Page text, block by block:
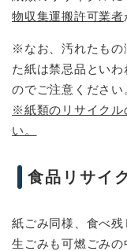
物収集運搬許可業者
※なお、汚れたもの
た紙は禁忌品とい
のでご注意ください
※紙類のリサイクル
い。
食品リサイ
紙ごみ同様、食べ
生ごみも可燃ごみの